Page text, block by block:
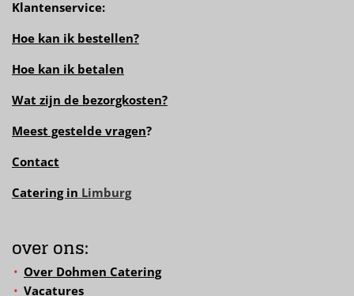
Klantenservice:
Hoe kan ik bestellen?
Hoe kan ik betalen
Wat zijn de bezorgkosten?
Meest gestelde vragen?
Contact
Catering in Limburg
over ons:
Over Dohmen Catering
Vacatures